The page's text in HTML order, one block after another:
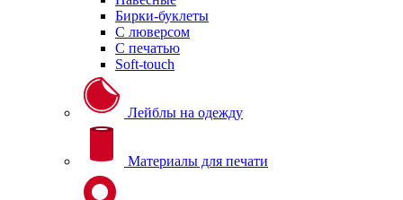
Бирки-буклеты
С люверсом
С печатью
Soft-touch
Лейблы на одежду
Материалы для печати